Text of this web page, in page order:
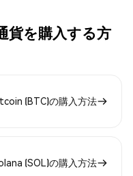
貨を購入する方
(BTC)の購入方法
(SOL)の購入方法